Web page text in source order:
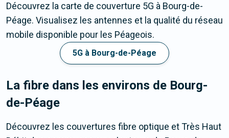
Découvrez la carte de couverture 5G à Bourg-de-
Péage. Visualisez les antennes et la qualité du réseau
mobile disponible pour les Péageois.
5G à Bourg-de-Péage
La fibre dans les environs de Bourg-
de-Péage
Découvrez les couvertures fibre optique et Très Haut